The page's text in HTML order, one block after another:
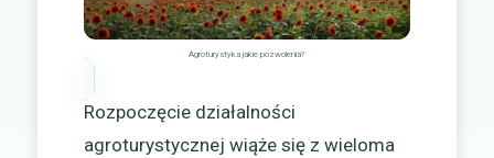
Agroturystyka jakie pozwolenia?
Rozpoczęcie działalności
agroturystycznej wiąże się z wieloma